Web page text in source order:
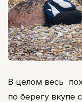
В целом весь
по берегу вкупе